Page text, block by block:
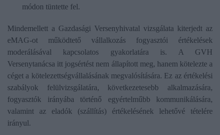
módon tüntette fel.
Mindemellett a Gazdasági Versenyhivatal vizsgálata kiterjedt az
eMAG-ot működtető vállalkozás fogyasztói értékelések
moderálásával kapcsolatos gyakorlatára is. A GVH
Versenytanácsa itt jogsértést nem állapított meg, hanem kötelezte a
céget a kötelezettségvállalásának megvalósítására. Ez az értékelési
szabályok felülvizsgálatára, következetesebb alkalmazására,
fogyasztók irányába történő egyértelműbb kommunikálására,
valamint az eladók (szállítás) értékelésének lehetővé tételére
irányul.